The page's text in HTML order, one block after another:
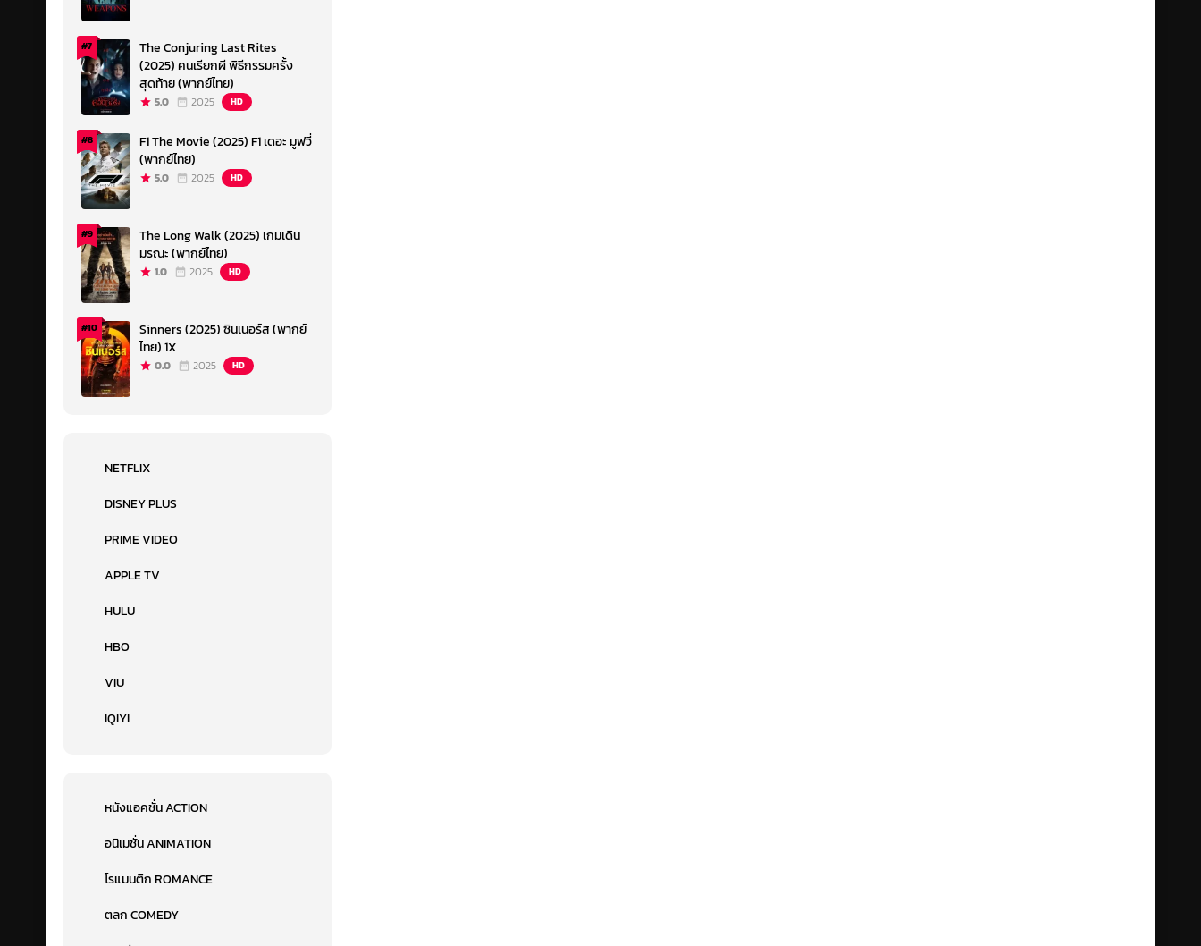
#7
The Conjuring Last Rites
(2025) คนเรียกผี พิธีกรรมครั้ง
สุดท้าย (พากย์ไทย)
5.0 2025 HD
#8
F1 The Movie (2025) F1 เดอะ มูฟวี่
(พากย์ไทย)
5.0 2025 HD
#9
The Long Walk (2025) เกมเดิน
มรณะ (พากย์ไทย)
1.0 2025 HD
#10
Sinners (2025) ซินเนอร์ส (พากย์
ไทย) 1X
0.0 2025 HD
NETFLIX
DISNEY PLUS
PRIME VIDEO
APPLE TV
HULU
HBO
VIU
IQIYI
หนังแอคชั่น ACTION
อนิเมชั่น ANIMATION
โรแมนติก ROMANCE
ตลก COMEDY